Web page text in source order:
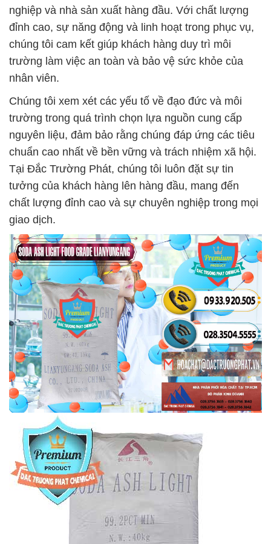
nghiệp và nhà sản xuất hàng đầu. Với chất lượng
đỉnh cao, sự năng động và linh hoạt trong phục vụ,
chúng tôi cam kết giúp khách hàng duy trì môi
trường làm việc an toàn và bảo vệ sức khỏe của
nhân viên.
Chúng tôi xem xét các yếu tố về đạo đức và môi
trường trong quá trình chọn lựa nguồn cung cấp
nguyên liệu, đảm bảo rằng chúng đáp ứng các tiêu
chuẩn cao nhất về bền vững và trách nhiệm xã hội.
Tại Đắc Trường Phát, chúng tôi luôn đặt sự tin
tưởng của khách hàng lên hàng đầu, mang đến
chất lượng đỉnh cao và sự chuyên nghiệp trong mọi
giao dịch.